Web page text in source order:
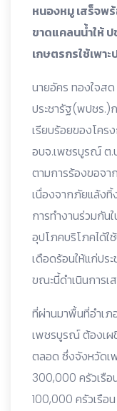
หนองหมู เสร็จพ
ขาดแคลนน้ำให้
เกษตรกรใช้เพา
นายอัคร ทองใจส
ประชารัฐ(พปชร.)
เรียบร้อยของโคร
อบจ.เพชรบูรณ์ ต.
ตามการร้องขอจา
เนื่องจากภัยแล้งทิ้
การทำงานร่วมกัน
อุปโภคบริโภคได้ใ
เดือดร้อนให้แก่ปร
ขณะนี้ดำเนินการเ
ที่ผ่านมาพื้นที่อำเภ
เพชรบูรณ์ ต้องเ
ตลอด ซึ่งจังหวัดเ
300,000 ครัวเรือ
100,000 ครัวเรือ